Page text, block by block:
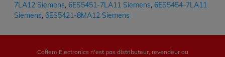
7LA12 Siemens, 6ES5451-7LA11 Siemens, 6ES5454-7LA11
Siemens, 6ES5421-8MA12 Siemens
Cofiem Electronics n'est pas distributeur, revendeur ou